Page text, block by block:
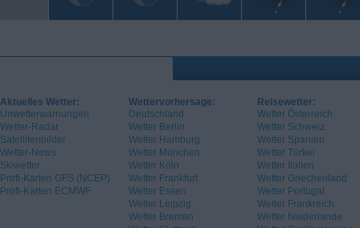
Aktuelles Wetter:
Unwetterwarnungen
Wetter-Radar
Satellitenbilder
Wetter-News
Skiwetter
Profi-Karten GFS (NCEP)
Profi-Karten ECMWF
Wettervorhersage:
Deutschland
Wetter Berlin
Wetter Hamburg
Wetter München
Wetter Köln
Wetter Frankfurt
Wetter Essen
Wetter Leipzig
Wetter Bremen
Reisewetter:
Wetter Österreich
Wetter Schweiz
Wetter Spanien
Wetter Türkei
Wetter Italien
Wetter Griechenland
Wetter Portugal
Wetter Frankreich
Wetter Niederlande